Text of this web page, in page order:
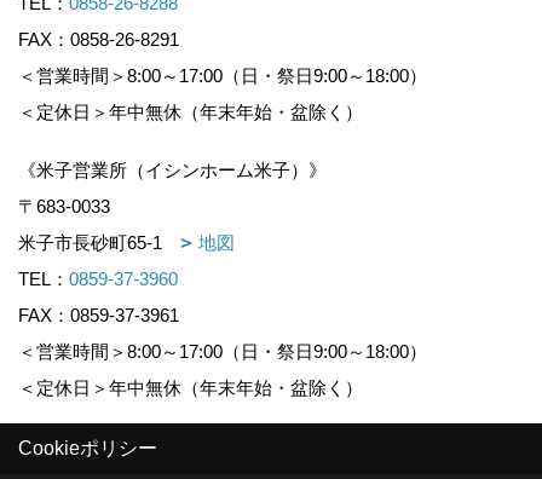
FAX：0858-26-8291
＜営業時間＞8:00～17:00（日・祭日9:00～18:00）
＜定休日＞年中無休（年末年始・盆除く）
《米子営業所（イシンホーム米子）》
〒683-0033
米子市長砂町65-1
地図
TEL： 0859-37-3960
FAX：0859-37-3961
＜営業時間＞8:00～17:00（日・祭日9:00～18:00）
＜定休日＞年中無休（年末年始・盆除く）
Cookieポリシー